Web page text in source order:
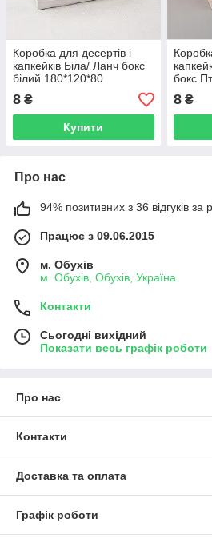
Коробка для десертів і
капкейків Біла/ Ланч бокс
білий 180*120*80
8 ₴
Купити
бокс
8₴
Про нас
94% позитивних з 36 відгуків за
Працює з 09.06.2015
м. Обухів
м. Обухів, Обухів, Україна
Контакти
Сьогодні вихідний
Показати весь графік роботи
Про нас
Контакти
Доставка та оплата
Графік роботи